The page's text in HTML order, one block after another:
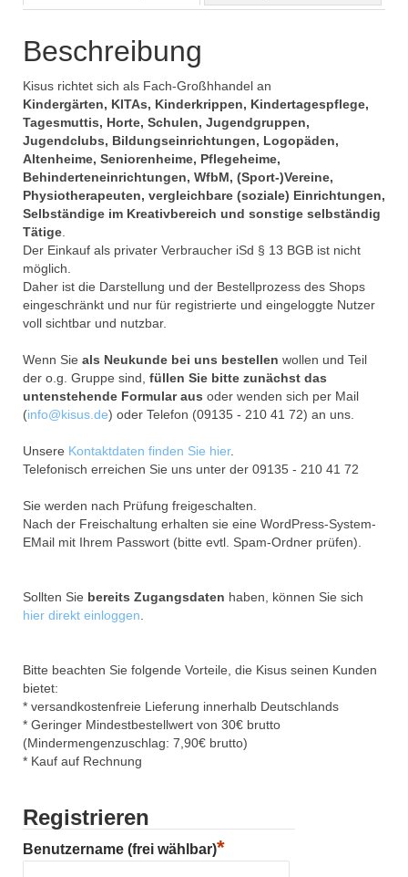
Beschreibung
Kisus richtet sich als Fach-Großhhandel an
Kindergärten, KITAs, Kinderkrippen, Kindertagespflege,
Tagesmuttis, Horte, Schulen, Jugendgruppen,
Jugendclubs, Bildungseinrichtungen, Logopäden,
Altenheime, Seniorenheime, Pflegeheime,
Behinderteneinrichtungen, WfbM, (Sport-)Vereine,
Physiotherapeuten, vergleichbare (soziale) Einrichtungen,
Selbständige im Kreativbereich und sonstige selbständig
Tätige
Der Einkauf als privater Verbraucher iSd § 13 BGB ist nicht
möglich.
Daher ist die Darstellung und der Bestellprozess des Shops
eingeschränkt und nur für registrierte und eingeloggte Nutzer
voll sichtbar und nutzbar.
Wenn Sie als Neukunde bei uns bestellen wollen und Teil
der o.g. Gruppe sind, füllen Sie bitte zunächst das
untenstehende Formular aus oder wenden sich per Mail
(info@kisus.de) oder Telefon (09135 - 210 41 72) an uns.
Unsere Kontaktdaten finden Sie hier.
Telefonisch erreichen Sie uns unter der 09135 - 210 41 72
Sie werden nach Prüfung freigeschalten.
Nach der Freischaltung erhalten sie eine WordPress-System-
EMail mit Ihrem Passwort (bitte evtl. Spam-Ordner prüfen).
Sollten Sie bereits Zugangsdaten haben, können Sie sich
hier direkt einloggen
Bitte beachten Sie folgende Vorteile, die Kisus seinen Kunden
bietet:
* versandkostenfreie Lieferung innerhalb Deutschlands
* Geringer Mindestbestellwert von 30€ brutto
(Mindermengenzuschlag: 7,90€ brutto)
* Kauf auf Rechnung
Registrieren
Benutzername (frei wählbar)*